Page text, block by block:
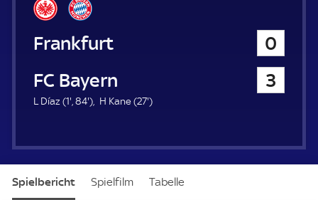
Eintracht Frankfurt
0
FC Bayern München
3
L Díaz (1'1
t
84'8
u
) H Kane (27'2
u
)
Spielbericht Spielfilm Tabelle